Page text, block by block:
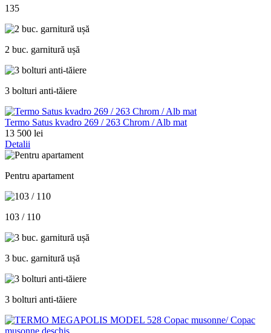
135
2 buc. garnitură ușă
3 bolturi anti-tăiere
Termo Satus kvadro 269 / 263 Chrom / Alb mat
13 500 lei
Detalii
Pentru apartament
103 / 110
3 buc. garnitură ușă
3 bolturi anti-tăiere